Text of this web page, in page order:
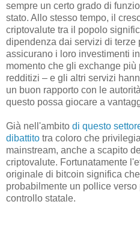
sempre un certo grado di
stato. Allo stesso tempo, il
criptovalute tra il popolo
dipendenza dai servizi di terze
assicurano i loro investimenti
momento che gli exchange
redditizi – e gli altri servizi
un buon rapporto con le
questo possa giocare a
Già nell'ambito di questo
dibattito tra coloro che
mainstream, anche a scapito
criptovalute. Fortunatamente
originale di bitcoin significa
probabilmente un pollice verso
controllo statale.